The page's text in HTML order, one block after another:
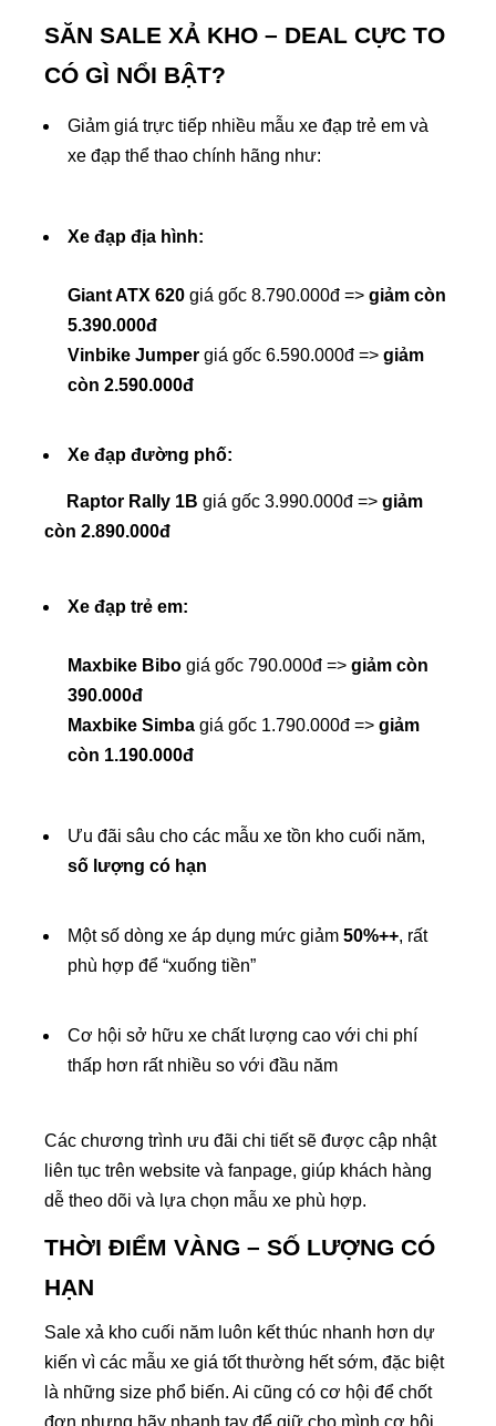
SĂN SALE XẢ KHO – DEAL CỰC TO
CÓ GÌ NỔI BẬT?
Giảm giá trực tiếp nhiều mẫu xe đạp trẻ em và
xe đạp thể thao chính hãng như:
Xe đạp địa hình:
Giant ATX 620 giá gốc 8.790.000đ => giảm còn
5.390.000đ
Vinbike Jumper giá gốc 6.590.000đ => giảm
còn 2.590.000đ
Xe đạp đường phố:
Raptor Rally 1B giá gốc 3.990.000đ => giảm
còn 2.890.000đ
Xe đạp trẻ em:
Maxbike Bibo giá gốc 790.000đ => giảm còn
390.000đ
Maxbike Simba giá gốc 1.790.000đ => giảm
còn 1.190.000đ
Ưu đãi sâu cho các mẫu xe tồn kho cuối năm,
số lượng có hạn
Một số dòng xe áp dụng mức giảm 50%++, rất
phù hợp để “xuống tiền”
Cơ hội sở hữu xe chất lượng cao với chi phí
thấp hơn rất nhiều so với đầu năm
Các chương trình ưu đãi chi tiết sẽ được cập nhật
liên tục trên website và fanpage, giúp khách hàng
dễ theo dõi và lựa chọn mẫu xe phù hợp.
THỜI ĐIỂM VÀNG – SỐ LƯỢNG CÓ
HẠN
Sale xả kho cuối năm luôn kết thúc nhanh hơn dự
kiến vì các mẫu xe giá tốt thường hết sớm, đặc biệt
là những size phổ biến. Ai cũng có cơ hội để chốt